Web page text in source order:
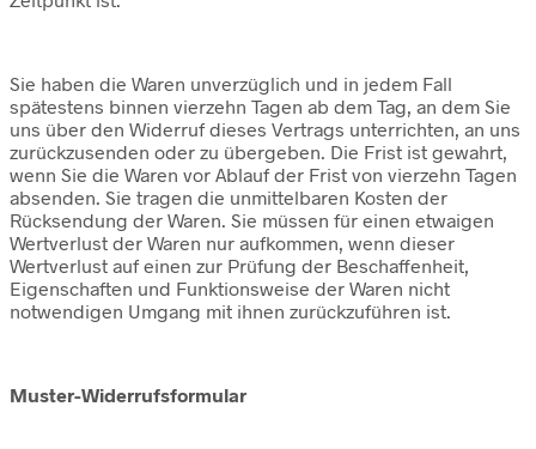
Sie haben die Waren unverzüglich und in jedem Fall
spätestens binnen vierzehn Tagen ab dem Tag, an dem Sie
uns über den Widerruf dieses Vertrags unterrichten, an uns
zurückzusenden oder zu übergeben. Die Frist ist gewahrt,
wenn Sie die Waren vor Ablauf der Frist von vierzehn Tagen
absenden. Sie tragen die unmittelbaren Kosten der
Rücksendung der Waren. Sie müssen für einen etwaigen
Wertverlust der Waren nur aufkommen, wenn dieser
Wertverlust auf einen zur Prüfung der Beschaffenheit,
Eigenschaften und Funktionsweise der Waren nicht
notwendigen Umgang mit ihnen zurückzuführen ist.
Muster-Widerrufsformular